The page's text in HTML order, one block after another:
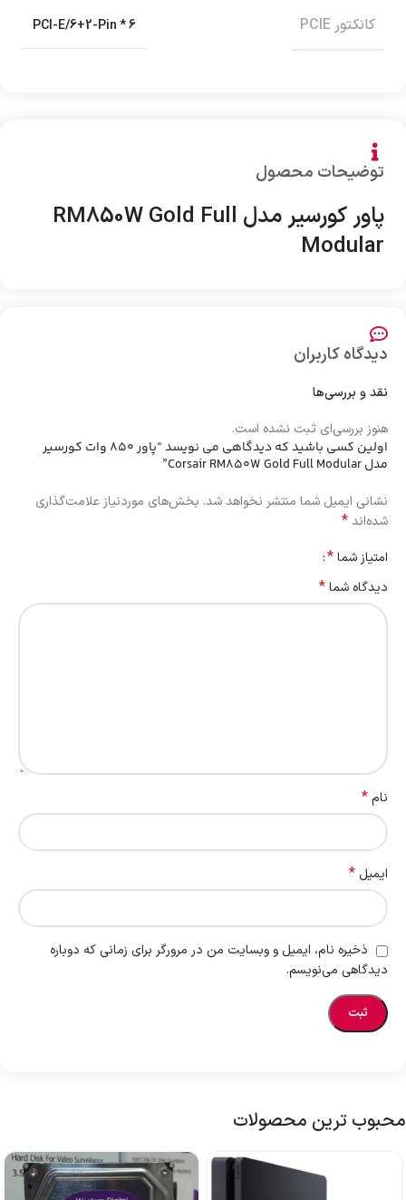
توضیحات محصول
پاور کورسیر مدل RM850W Gold Full
Modular
کانکتور PCIE 6 * PCI-E/6+2-Pin
دیدگاه کاربران
نقد و بررسی‌ها
هنوز بررسی‌ای ثبت نشده است.
اولین کسی باشید که دیدگاهی می نویسد “پاور 850 وات کورسیر
مدل Corsair RM850W Gold Full Modular”
نشانی ایمیل شما منتشر نخواهد شد. بخش‌های موردنیاز علامت‌گذاری
شده‌اند*
امتیاز شما*
دیدگاه شما*
نام*
ایمیل *
ذخیره نام، ایمیل و وبسایت من در مرورگر برای زمانی که دوباره
دیدگاهی می‌نویسم.
محبوب ترین محصولات